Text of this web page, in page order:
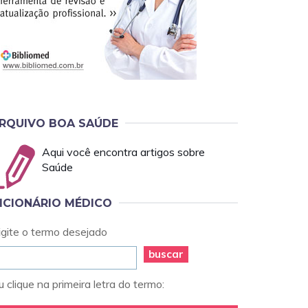
BOA SAÚDE
Aqui você encontra artigos sobre
Saúde
MÉDICO
o termo desejado
buscar
clique na primeira letra do termo: